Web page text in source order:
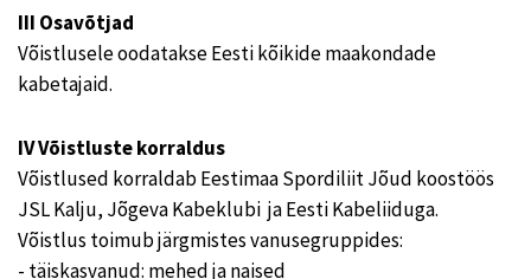
III Osavõtjad
Võistlusele oodatakse Eesti kõikide maakondade
kabetajaid.
IV Võistluste korraldus
Võistlused korraldab Eestimaa Spordiliit Jõud koostöös
JSL Kalju, Jõgeva Kabeklubi ja Eesti Kabeliiduga.
Võistlus toimub järgmistes vanusegruppides:
- täiskasvanud: mehed ja naised